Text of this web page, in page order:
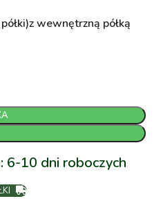
z wewnętrzną półką
6-10 dni roboczych